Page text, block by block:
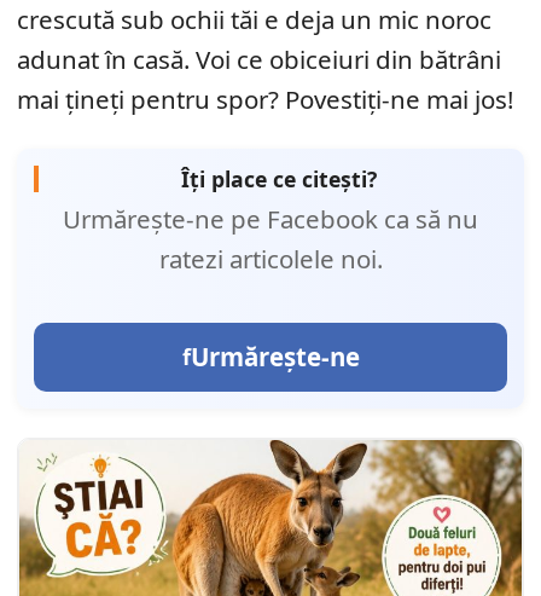
crescută sub ochii tăi e deja un mic noroc
adunat în casă. Voi ce obiceiuri din bătrâni
mai țineți pentru spor? Povestiți-ne mai jos!
Îți place ce citești?
Urmărește-ne pe Facebook ca să nu
ratezi articolele noi.
Urmărește-ne